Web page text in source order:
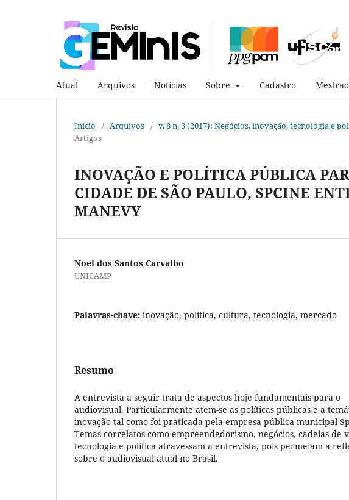
Atual Arquivos Notícias Sobre Cadastro
Início / Arquivos / v. 8 n. 3 (2017): Negócios, inovação, tecnologia e
Artigos
INOVAÇÃO E POLÍTICA PÚBLICA
CIDADE DE SÃO PAULO, SPCINE
MANEVY
Noel dos Santos Carvalho
UNICAMP
Palavras-chave: inovação, política, cultura, tecnologia, mercado
Resumo
A entrevista a seguir trata de aspectos hoje fundamentais para o
audiovisual. Particularmente atem-se as políticas públicas e a
inovação tal como foi praticada pela empresa pública municipal
Temas correlatos como empreendedorismo, negócios, cadeias de
tecnologia e política atravessam a entrevista, pois permeiam a
sobre o audiovisual atual no Brasil.